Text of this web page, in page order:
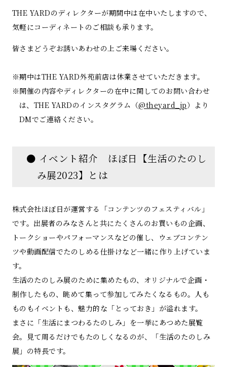
THE YARDのディレクターが期間中は在中いたしますので、
気軽にコーディネートのご相談も承ります。
皆さまどうぞお誘いあわせの上ご来場ください。
※期中はTHE YARD外苑前店は休業させていただきます。
※開催の内容やディレクターの在中に関してのお問い合わせ
は、THE YARDのインスタグラム（@theyard_jp）より
DMでご連絡ください。
● イベント紹介 ほぼ日【生活のたのし
み展2023】とは
株式会社ほぼ日が運営する「コンテンツのフェスティバル」
です。出展者のみなさんと共にたくさんのお買いもの企画、
トークショーやパフォーマンスなどの催し、ウェブコンテン
ツや動画配信でたのしめる仕掛けなど一緒に作り上げていま
す。
生活のたのしみ展のために集めたもの、オリジナルで企画・
制作したもの、眺めて集って参加してみたくなるもの。人も
ものもイベントも、魅力的な「とっておき」が溢れます。
まさに「生活にまつわるたのしみ」を一挙にあつめた展覧
会。見て周るだけでもたのしくなるのが、「生活のたのしみ
展」の特長です。